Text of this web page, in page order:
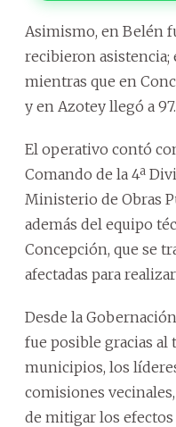
Asimismo, en Belén
recibieron asistencia;
mientras que en
y en Azotey llegó a 97.
El operativo contó
Comando de la 4ª
Ministerio de Obras
además del equipo
Concepción, que se
afectadas para
Desde la
fue posible gracias al
municipios, los
comisiones
de mitigar los